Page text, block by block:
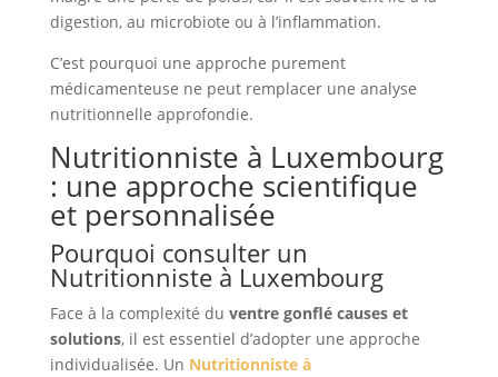
digestion, au microbiote ou à l’inflammation.
C’est pourquoi une approche purement
médicamenteuse ne peut remplacer une analyse
nutritionnelle approfondie.
Nutritionniste à Luxembourg
: une approche scientifique
et personnalisée
Pourquoi consulter un
Nutritionniste à Luxembourg
Face à la complexité du ventre gonflé causes et
solutions, il est essentiel d’adopter une approche
individualisée. Un Nutritionniste à